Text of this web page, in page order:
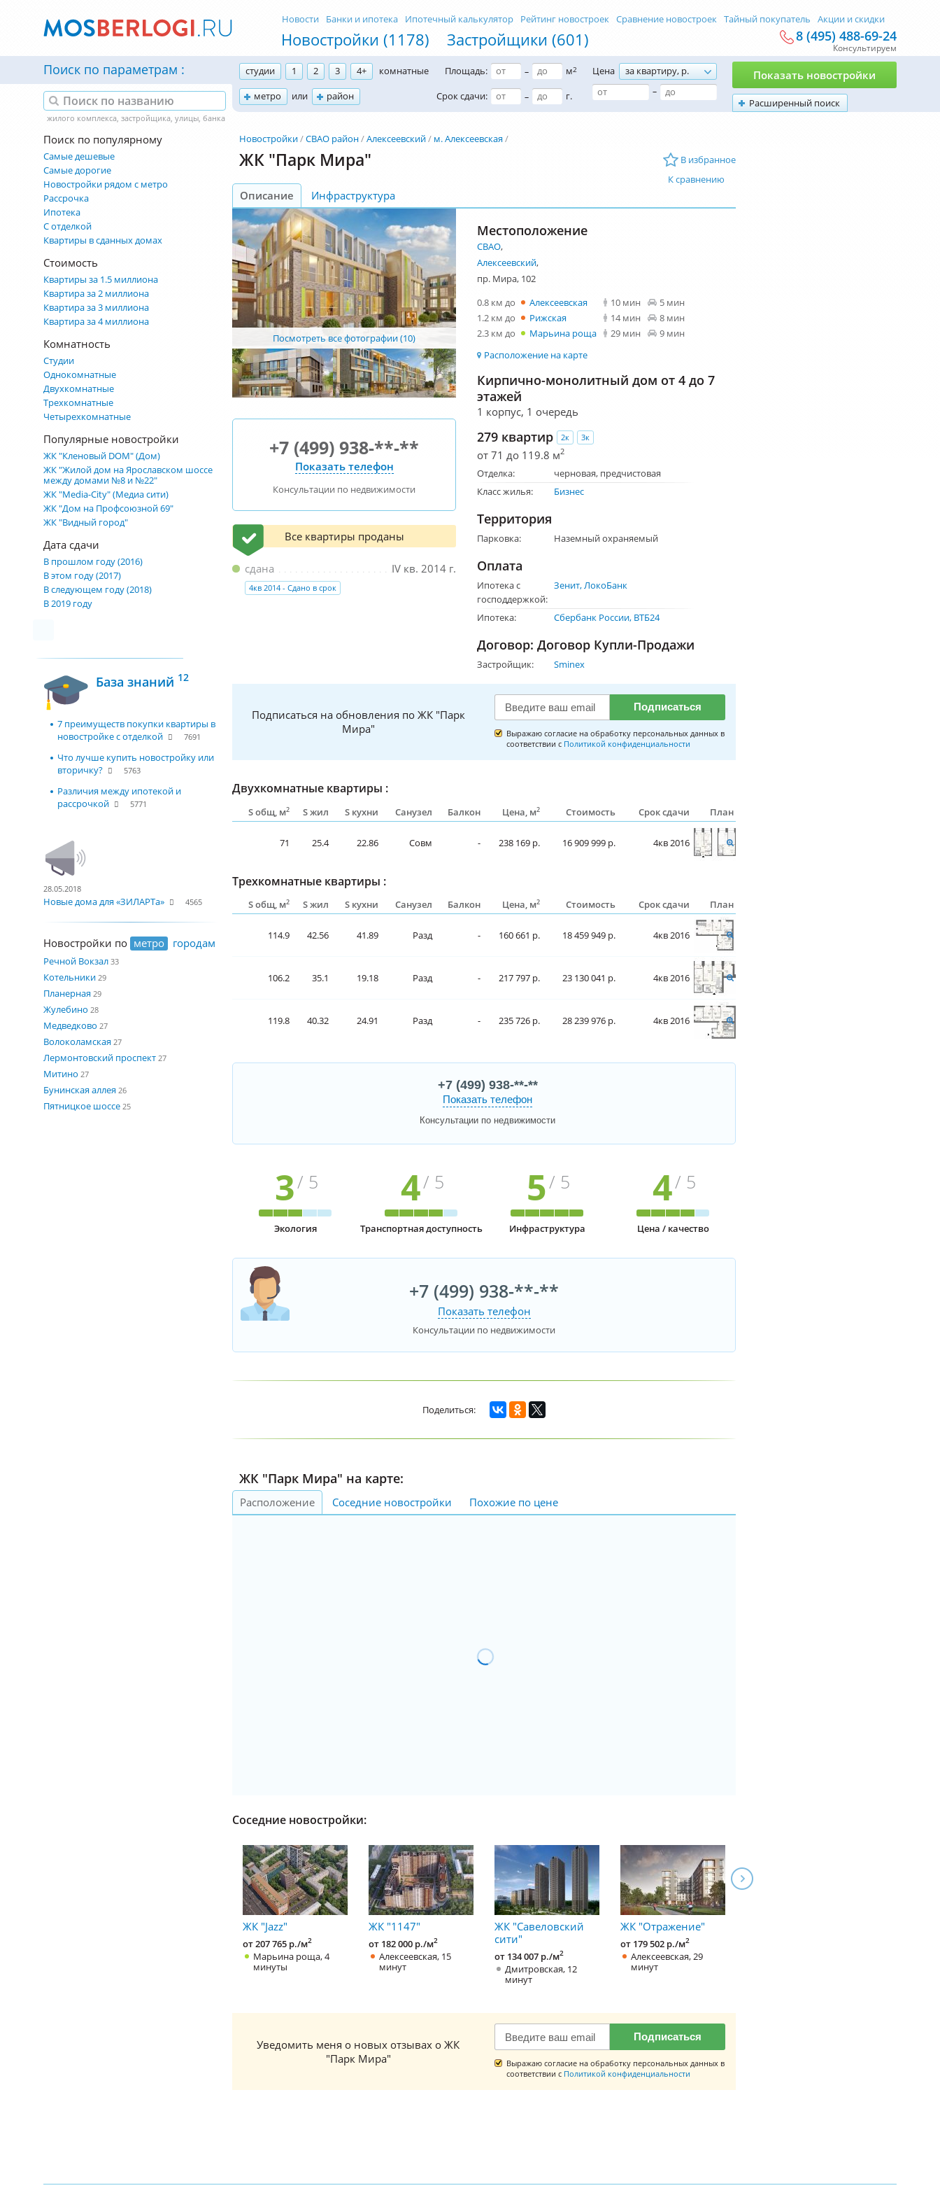
Новостройки (1178) Застройщики (601)
Новости Банки и ипотека Ипотечный калькулятор Рейтинг новостроек Сравнение новостроек Тайный покупатель Акции и скидки
8 (495) 488-69-24
Консультируем
Поиск по параметрам студии 1 2 3 4+
комнатные
метро
или район
Площадь: – м2
Срок сдачи: – г.
Цена
за квартиру, р.
–
Расширенный поиск
Показать новостройки
Поиск по популярному
Самые дешевые
Самые дорогие
Новостройки рядом с метро
Рассрочка
Ипотека
С отделкой
Квартиры в сданных домах
Стоимость
Квартиры за 1.5 миллиона
Квартира за 2 миллиона
Квартира за 3 миллиона
Квартира за 4 миллиона
Комнатность
Студии
Однокомнатные
Двухкомнатные
Трехкомнатные
Четырехкомнатные
Популярные новостройки
ЖК "Кленовый DOM" (Дом)
ЖК "Жилой дом на Ярославском шоссе
между домами №8 и №22"
ЖК "Media-City" (Медиа сити)
ЖК "Дом на Профсоюзной 69"
ЖК "Видный город"
Дата сдачи
В прошлом году (2016)
В этом году (2017)
В следующем году (2018)
В 2019 году
База знаний 12
7 преимуществ покупки квартиры в
новостройке с отделкой
7691
Что лучше купить новостройку или
вторичку?
5763
Различия между ипотекой и
рассрочкой
5771
28.05.2018
Новые дома для «ЗИЛАРТа» 4565
Новостройки по метро городам
Речной Вокзал 33
Котельники 29
Планерная 29
Жулебино 28
Медведково 27
Волоколамская 27
Лермонтовский проспект 27
Митино 27
Бунинская аллея 26
Пятницкое шоссе 25
Новостройки СВАО район Алексеевский
м. Алексеевская
В избранное
К сравнению
ЖК "Парк Мира"
Описание Инфраструктура
Посмотреть все фотографии (10)
+7 (499) 938-**-**
Показать телефон
Консультации по недвижимости
Все квартиры проданы
IV кв. 2014 г.
сдана
4кв 2014 - Сдано в срок
Местоположение
СВАО,
Алексеевский,
пр. Мира, 102
0.8 км до
Алексеевская 10 мин
5 мин
1.2 км до
Рижская 14 мин
8 мин
2.3 км до
Марьина роща 29 мин
9 мин
Расположение на карте
Кирпично-монолитный дом от 4 до 7
этажей
1 корпус, 1 очередь
279 квартир 2к 3к
от 71 до 119.8 м2
Отделка: черновая предчистовая
Класс жилья:
Бизнес
Территория
Парковка: Наземный охраняемый
Оплата
Ипотека с
господдержкой:
Зенит ЛокоБанк
Ипотека: Сбербанк России ВТБ24
Договор: Договор Купли-Продажи
Застройщик: Sminex
Подписаться на обновления по ЖК "Парк
Мира"
Подписаться
Выражаю согласие на обработку персональных данных в
соответствии с Политикой конфиденциальности
Двухкомнатные квартиры :
S общ, м2 S жил S кухни Санузел Балкон Цена, м2 Стоимость Срок сдачи План
71 25.4 22.86 Совм - 238 169 р. 16 909 999 р. 4кв 2016
Трехкомнатные квартиры :
S общ, м2 S жил S кухни Санузел Балкон Цена, м2 Стоимость Срок сдачи План
114.9 42.56 41.89 Разд - 160 661 р. 18 459 949 р. 4кв 2016
106.2 35.1 19.18 Разд - 217 797 р. 23 130 041 р. 4кв 2016
119.8 40.32 24.91 Разд - 235 726 р. 28 239 976 р. 4кв 2016
+7 (499) 938-**-**
Показать телефон
Консультации по недвижимости
3/ 5
Экология
4/ 5
Транспортная доступность
5/ 5
Инфраструктура
4/ 5
Цена / качество
+7 (499) 938-**-**
Показать телефон
Консультации по недвижимости
ЖК "Парк Мира" на карте:
Расположение Соседние новостройки Похожие по цене
Соседние новостройки:
ЖК "Jazz"
от 207 765 р./м2
Марьина роща, 4
минуты
ЖК "1147"
от 182 000 р./м2
Алексеевская, 15
минут
ЖК "Савеловский
сити"
от 134 007 р./м2
Дмитровская, 12
минут
ЖК "Отражение"
от 179 502 р./м2
Алексеевская, 29
минут
Уведомить меня о новых отзывах о ЖК
"Парк Мира"
Подписаться
Выражаю согласие на обработку персональных данных в
соответствии с Политикой конфиденциальности